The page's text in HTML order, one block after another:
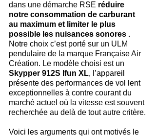
dans une démarche RSE réduire
notre consommation de carburant
au maximum et limiter le plus
possible les nuisances sonores .
Notre choix c’est porté sur un ULM
pendulaire de la marque Française Air
Création. Le modèle choisi est un
Skypper 912S Ifun XL, l’appareil
présente des performances de vol lent
exceptionnelles à contre courant du
marché actuel où la vitesse est souvent
recherchée au delà de tout autre critère.
Voici les arguments qui ont motivés le